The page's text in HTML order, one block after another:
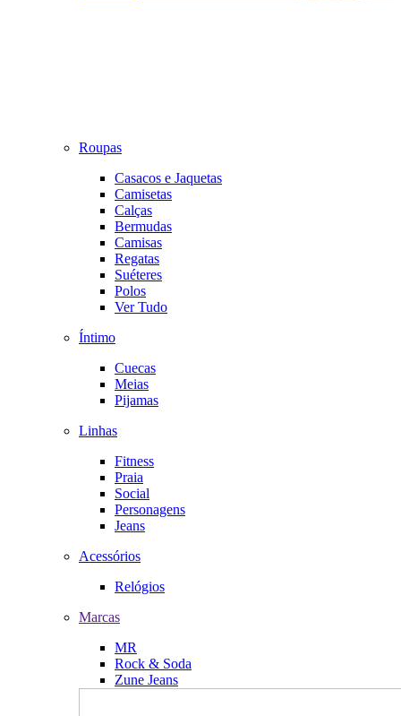
Roupas
Casacos e Jaquetas
Camisetas
Calças
Bermudas
Camisas
Regatas
Suéteres
Polos
Ver Tudo
Íntimo
Cuecas
Meias
Pijamas
Linhas
Fitness
Praia
Social
Personagens
Jeans
Acessórios
Relógios
Marcas
MR
Rock & Soda
Zune Jeans